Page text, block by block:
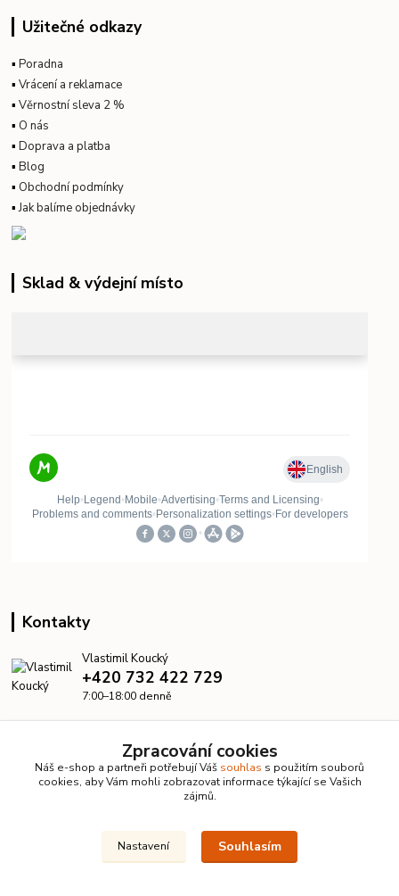
Užitečné odkazy
▪Poradna
▪Vrácení a reklamace
▪Věrnostní sleva 2 %
▪ O nás
▪Doprava a platba
▪Blog
▪ Obchodní podmínky
▪Jak balíme objednávky
Sklad & výdejní místo
Kontakty
Vlastimil Koucký
+420 732 422 729
7:00–18:00 denně
© 2026 KanalizaceLevne.cz · Všechna práva vyhrazena ·
Zpracování cookies
Náš e-shop a partneři potřebují Váš souhlas s použitím souborů
cookies, aby Vám mohli zobrazovat informace týkající se Vašich
zájmů.
Nastavení Souhlasím